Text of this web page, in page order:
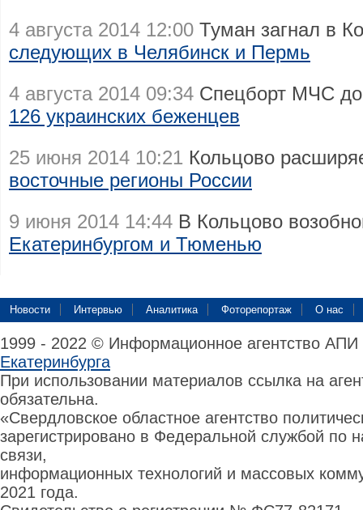
4 августа 2014 12:00 Туман загнал в
следующих в Челябинск и Пермь
4 августа 2014 09:34 Спецборт МЧС
126 украинских беженцев
25 июня 2014 10:21 Кольцово
восточные регионы России
9 июня 2014 14:44 В Кольцово
Екатеринбургом и Тюменью
Новости Интервью Аналитика Фоторепортаж О нас
1999 - 2022 © Информационное агентство
Екатеринбурга
При использовании материалов ссылка на
обязательна.
«Свердловское областное агентство
зарегистрировано в Федеральной службой по
связи,
информационных технологий и массовых
2021 года.